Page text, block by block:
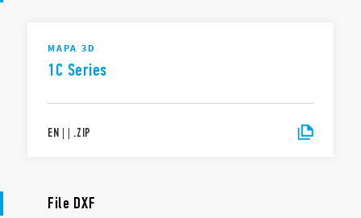
MAPA 3D
1C Series
EN | | .ZIP
File DXF